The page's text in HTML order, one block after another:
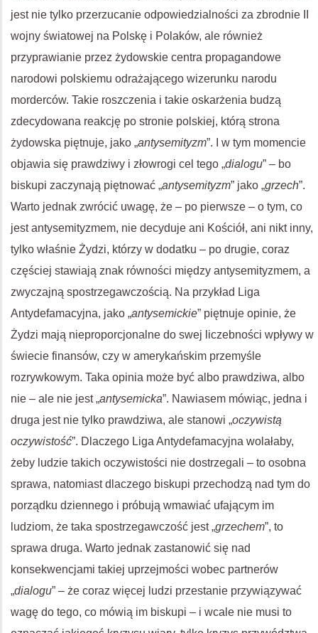
jest nie tylko przerzucanie odpowiedzialności za zbrodnie II
wojny światowej na Polskę i Polaków, ale również
przyprawianie przez żydowskie centra propagandowe
narodowi polskiemu odrażającego wizerunku narodu
morderców. Takie roszczenia i takie oskarżenia budzą
zdecydowana reakcję po stronie polskiej, którą strona
żydowska piętnuje, jako „antysemityzm”. I w tym momencie
objawia się prawdziwy i złowrogi cel tego „dialogu” – bo
biskupi zaczynają piętnować „antysemityzm” jako „grzech”.
Warto jednak zwrócić uwagę, że – po pierwsze – o tym, co
jest antysemityzmem, nie decyduje ani Kościół, ani nikt inny,
tylko właśnie Żydzi, którzy w dodatku – po drugie, coraz
częściej stawiają znak równości między antysemityzmem, a
zwyczajną spostrzegawczością. Na przykład Liga
Antydefamacyjna, jako „antysemickie” piętnuje opinie, że
Żydzi mają nieproporcjonalne do swej liczebności wpływy w
świecie finansów, czy w amerykańskim przemyśle
rozrywkowym. Taka opinia może być albo prawdziwa, albo
nie – ale nie jest „antysemicka”. Nawiasem mówiąc, jedna i
druga jest nie tylko prawdziwa, ale stanowi „oczywistą
oczywistość”. Dlaczego Liga Antydefamacyjna wolałaby,
żeby ludzie takich oczywistości nie dostrzegali – to osobna
sprawa, natomiast dlaczego biskupi przechodzą nad tym do
porządku dziennego i próbują wmawiać ufającym im
ludziom, że taka spostrzegawczość jest „grzechem”, to
sprawa druga. Warto jednak zastanowić się nad
konsekwencjami takiej uprzejmości wobec partnerów
„dialogu” – że coraz więcej ludzi przestanie przywiązywać
wagę do tego, co mówią im biskupi – i wcale nie musi to